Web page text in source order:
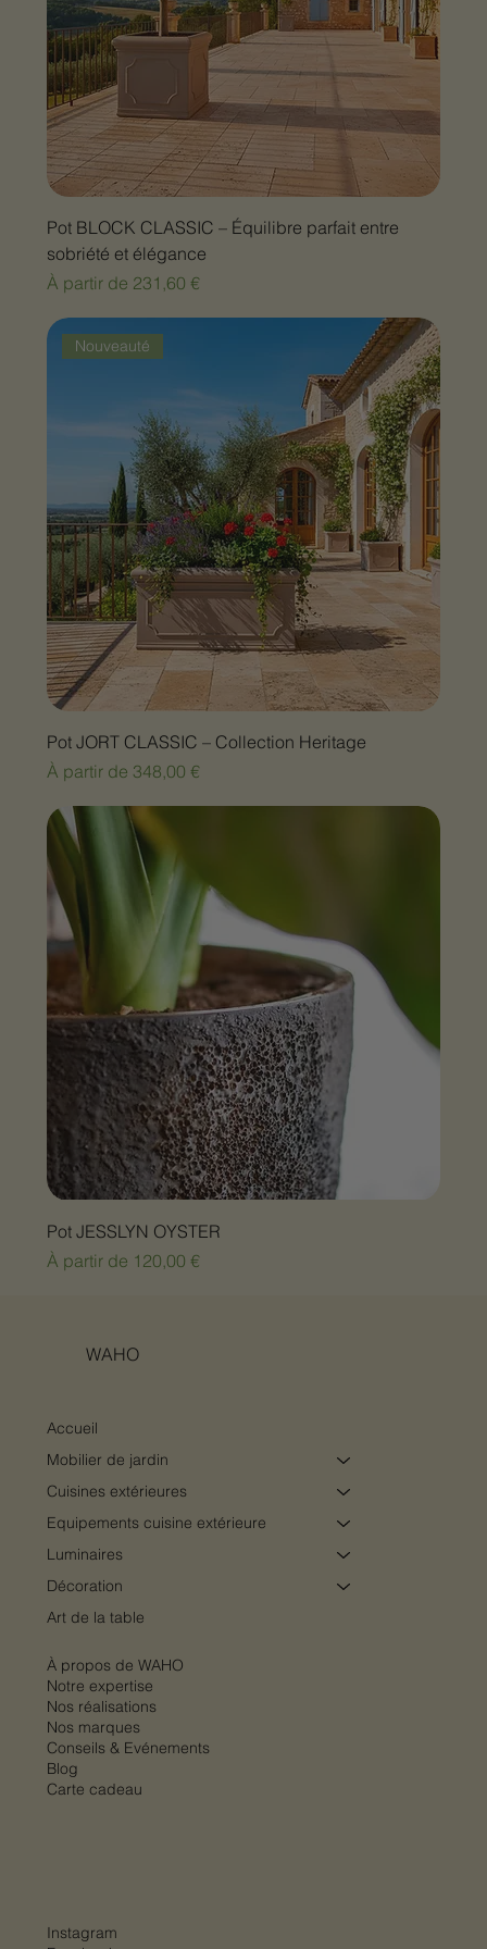
Pot BLOCK CLASSIC – Équilibre parfait entre
sobriété et élégance
À partir de 231,60 €
Prix promotionnel
Nouveauté
Pot JORT CLASSIC – Collection Heritage
À partir de 348,00 €
Prix promotionnel
Pot JESSLYN OYSTER
À partir de 120,00 €
Prix promotionnel
WAHO
Accueil
Mobilier de jardin
Cuisines extérieures
Equipements cuisine extérieure
Luminaires
Décoration
Art de la table
À propos de WAHO
Notre expertise
Nos réalisations
Nos marques
Conseils & Evénements
Blog
Carte cadeau
Instagram